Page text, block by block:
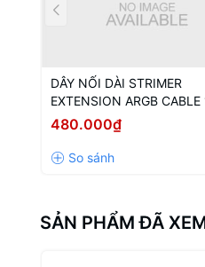
DÂY NỐI DÀI STRIMER
EXTENSION ARGB
TO 12P+4P WHITE (MÀU
TRẮNG/ 12VHPWR)
480.000₫
SẢN PHẨM ĐÃ